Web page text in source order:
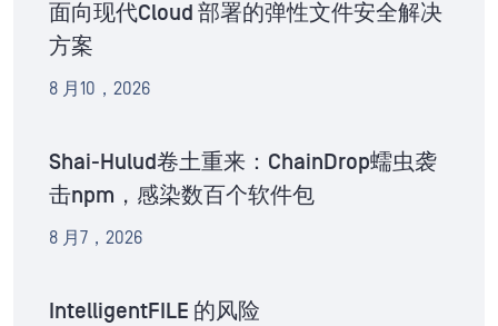
面向现代Cloud 部署的弹性文件安全解决
方案
8 月10，2026
Shai-Hulud卷土重来：ChainDrop蠕虫袭
击npm，感染数百个软件包
8 月7，2026
IntelligentFILE 的风险